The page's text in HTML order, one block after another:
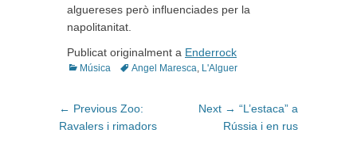
alguereses però influenciades per la
napolitanitat.
Publicat originalment a Enderrock
Categories
Música TagsAngel Maresca L'Alguer
Navegació
d'entrades
← Previous Previous
post:
Zoo:
Ravalers i rimadors
Next → Next
post:
“L’estaca” a
Rússia i en rus